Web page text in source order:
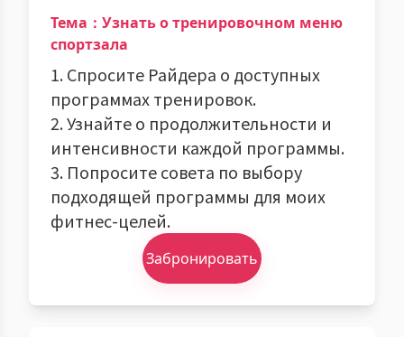
Тема：Узнать о тренировочном меню
спортзала
1. Спросите Райдера о доступных
программах тренировок.
2. Узнайте о продолжительности и
интенсивности каждой программы.
3. Попросите совета по выбору
подходящей программы для моих
фитнес-целей.
Забронировать